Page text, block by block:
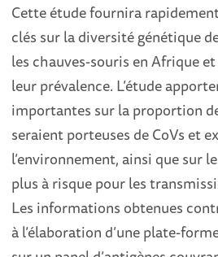
Cette étude fournira
clés sur la diversité génétique
les chauves-souris en Afrique
leur prévalence. L’étude
importantes sur la proportion
seraient porteuses de CoVs et
l’environnement, ainsi que sur
plus à risque pour les
Les informations obtenues
à l’élaboration d’une plate-